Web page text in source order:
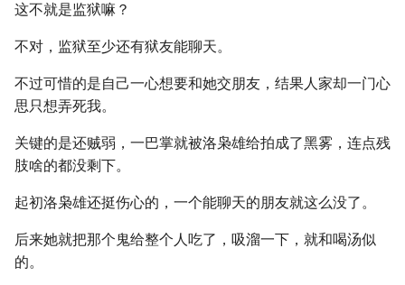
这不就是监狱嘛？
不对，监狱至少还有狱友能聊天。
不过可惜的是自己一心想要和她交朋友，结果人家却一门心
思只想弄死我。
关键的是还贼弱，一巴掌就被洛枭雄给拍成了黑雾，连点残
肢啥的都没剩下。
起初洛枭雄还挺伤心的，一个能聊天的朋友就这么没了。
后来她就把那个鬼给整个人吃了，吸溜一下，就和喝汤似
的。